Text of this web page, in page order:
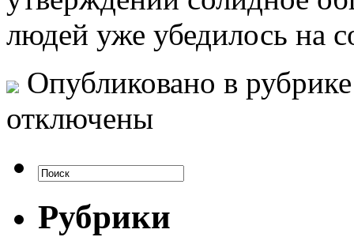
людей уже убедилось на
Опубликовано в
отключены
Рубрики